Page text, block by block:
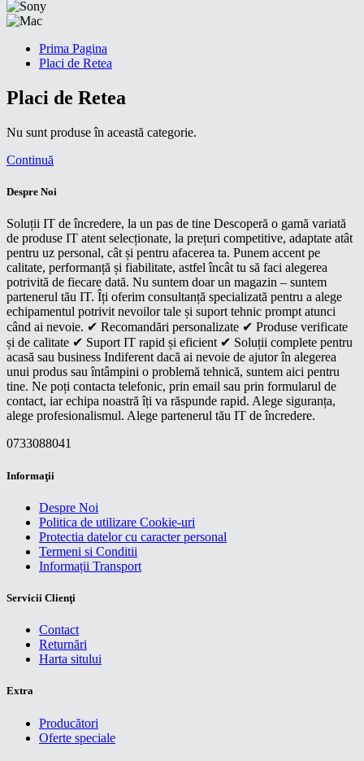
Prima Pagina
Placi de Retea
Placi de Retea
Nu sunt produse în această categorie.
Continuă
Despre Noi
Soluții IT de încredere, la un pas de tine Descoperă o gamă variată
de produse IT atent selecționate, la prețuri competitive, adaptate atât
pentru uz personal, cât și pentru afacerea ta. Punem accent pe
calitate, performanță și fiabilitate, astfel încât tu să faci alegerea
potrivită de fiecare dată. Nu suntem doar un magazin – suntem
partenerul tău IT. Îți oferim consultanță specializată pentru a alege
echipamentul potrivit nevoilor tale și suport tehnic prompt atunci
când ai nevoie. ✔ Recomandări personalizate ✔ Produse verificate
și de calitate ✔ Suport IT rapid și eficient ✔ Soluții complete pentru
acasă sau business Indiferent dacă ai nevoie de ajutor în alegerea
unui produs sau întâmpini o problemă tehnică, suntem aici pentru
tine. Ne poți contacta telefonic, prin email sau prin formularul de
contact, iar echipa noastră îți va răspunde rapid. Alege siguranța,
alege profesionalismul. Alege partenerul tău IT de încredere.
0733088041
Informaţii
Despre Noi
Politica de utilizare Cookie-uri
Protectia datelor cu caracter personal
Termeni si Conditii
Informații Transport
Servicii Clienţi
Contact
Returnări
Harta sitului
Extra
Producători
Oferte speciale